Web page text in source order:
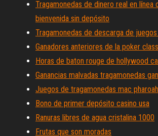
Tragamonedas de dinero real en línea
bienvenida sin depósito
Tragamonedas de descarga de
Ganadores anteriores de la poker
Horas de baton rouge de hollywood
Ganancias malvadas tragamonedas
Juegos de tragamonedas mac pharoah
Bono de primer depósito casino usa
Ranuras libres de agua cristalina 1000
Frutas que son moradas